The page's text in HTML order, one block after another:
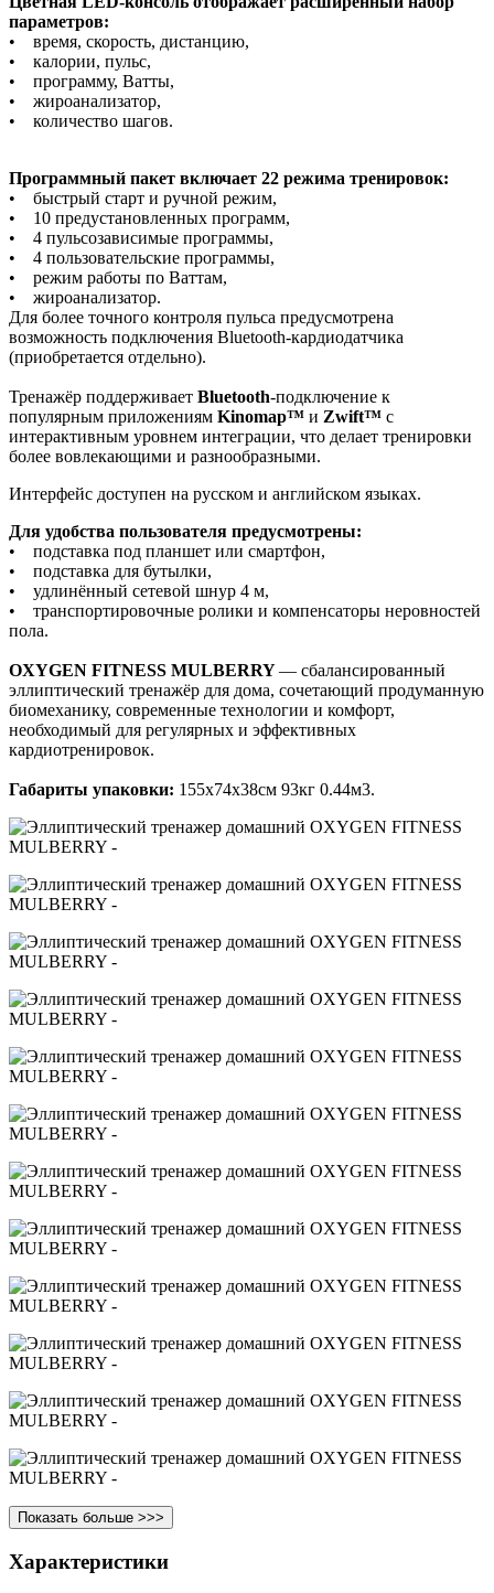
параметров:
• время, скорость, дистанцию,
• калории, пульс,
• программу, Ватты,
• жироанализатор,
• количество шагов.
Программный пакет включает 22 режима тренировок:
• быстрый старт и ручной режим,
• 10 предустановленных программ,
• 4 пульсозависимые программы,
• 4 пользовательские программы,
• режим работы по Ваттам,
• жироанализатор.
Для более точного контроля пульса предусмотрена
возможность подключения Bluetooth-кардиодатчика
(приобретается отдельно).
Тренажёр поддерживает Bluetooth-подключение к
популярным приложениям Kinomap™ и Zwift™ с
интерактивным уровнем интеграции, что делает тренировки
более вовлекающими и разнообразными.
Интерфейс доступен на русском и английском языках.
Для удобства пользователя предусмотрены:
• подставка под планшет или смартфон,
• подставка для бутылки,
• удлинённый сетевой шнур 4 м,
• транспортировочные ролики и компенсаторы неровностей
пола.
OXYGEN FITNESS MULBERRY— сбалансированный
эллиптический тренажёр для дома, сочетающий продуманную
биомеханику, современные технологии и комфорт,
необходимый для регулярных и эффективных
кардиотренировок.
Габариты упаковки: 155х74х38см 93кг 0.44м3.
Показать больше >>>
Характеристики